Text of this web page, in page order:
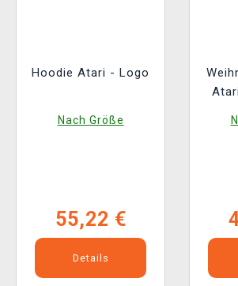
Hoodie Atari - Logo
Nach Größe
55,22 €
Details